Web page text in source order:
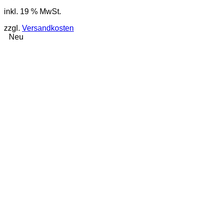
inkl. 19 % MwSt.
zzgl. Versandkosten
Neu